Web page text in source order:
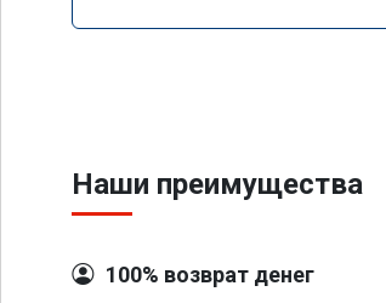
Наши преимущества
100% возврат денег